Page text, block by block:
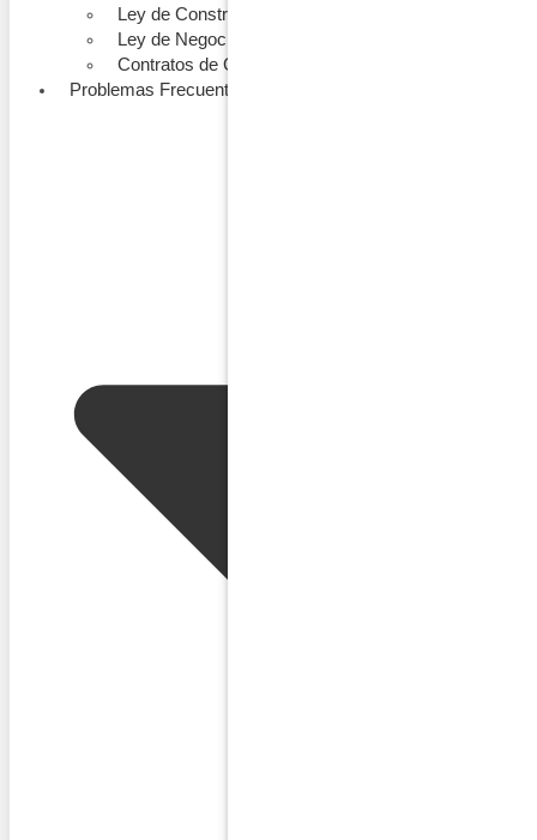
Ley de Construcción
Ley de Negocios
Contratos de Construcción
Problemas Frecuentes